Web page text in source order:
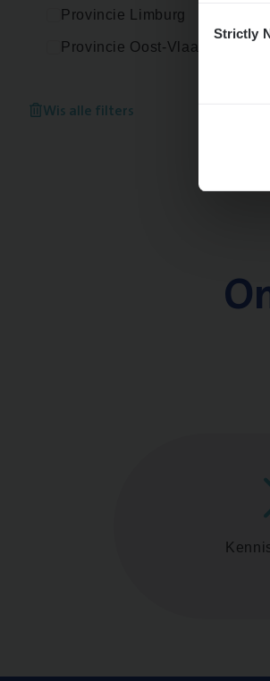
Selection
Strictly
Provincie Limburg
Provincie Oost-Vlaanderen
Wis alle filters